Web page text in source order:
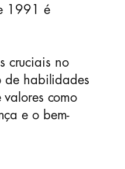
1991 é
cruciais no
de habilidades
como
e o bem-